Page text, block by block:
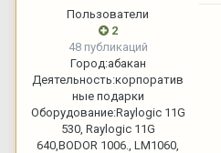
Пользователи
2
48 публикаций
Город:абакан
Деятельность:корпоратив
ные подарки
Оборудование:Raylogic 11G
530, Raylogic 11G
640,BODOR 1006., LM1060,